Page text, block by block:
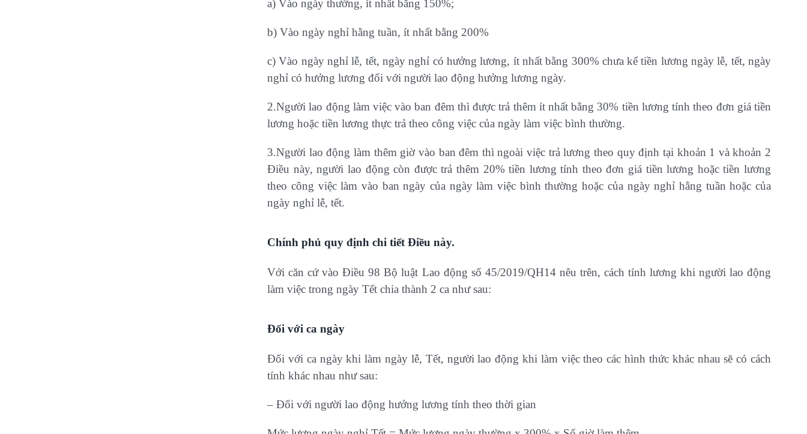
a) Vào ngày thường, ít nhất bằng 150%;
b) Vào ngày nghỉ hằng tuần, ít nhất bằng 200%
c) Vào ngày nghỉ lễ, tết, ngày nghỉ có hưởng lương, ít nhất bằng 300% chưa kể tiền lương ngày lễ, tết, ngày
nghỉ có hưởng lương đối với người lao động hưởng lương ngày.
2.Người lao động làm việc vào ban đêm thì được trả thêm ít nhất bằng 30% tiền lương tính theo đơn giá tiền
lương hoặc tiền lương thực trả theo công việc của ngày làm việc bình thường.
3.Người lao động làm thêm giờ vào ban đêm thì ngoài việc trả lương theo quy định tại khoản 1 và khoản 2
Điều này, người lao động còn được trả thêm 20% tiền lương tính theo đơn giá tiền lương hoặc tiền lương
theo công việc làm vào ban ngày của ngày làm việc bình thường hoặc của ngày nghỉ hằng tuần hoặc của
ngày nghỉ lễ, tết.
Chính phủ quy định chi tiết Điều này.
Với căn cứ vào Điều 98 Bộ luật Lao động số 45/2019/QH14 nêu trên, cách tính lương khi người lao động
làm việc trong ngày Tết chia thành 2 ca như sau:
Đối với ca ngày
Đối với ca ngày khi làm ngày lễ, Tết, người lao động khi làm việc theo các hình thức khác nhau sẽ có cách
tính khác nhau như sau:
– Đối với người lao động hưởng lương tính theo thời gian